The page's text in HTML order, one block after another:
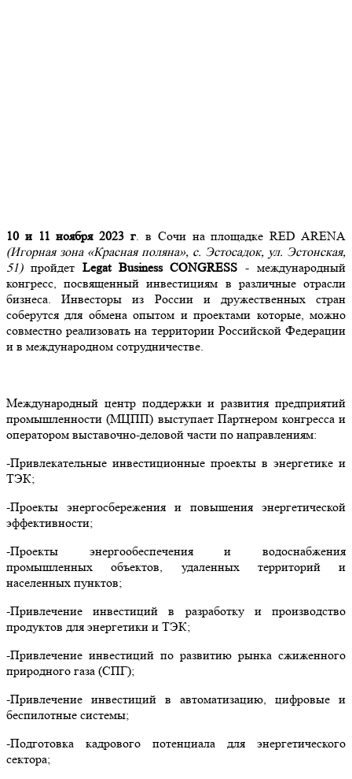
10 и 11 ноября 2023 г. в Сочи на площадкеRED ARENA
(Игорная зона «Красная поляна», с. Эстосадок, ул. Эстонская,
51) пройдет Legat Business CONGRESS - международный
конгресс, посвященный инвестициям в различные отрасли
бизнеса. Инвесторы из России и дружественных стран
соберутся для обмена опытом и проектами которые, можно
совместно реализовать на территории Российской Федерации
и в международном сотрудничестве.
Международный центр поддержки и развития предприятий
промышленности (МЦПП) выступает Партнером конгресса и
оператором выставочно-деловой части по направлениям:
-Привлекательные инвестиционные проекты в энергетике и
ТЭК;
-Проекты энергосбережения и повышения энергетической
эффективности;
-Проекты энергообеспеченияи водоснабжения
промышленных объектов, удаленных территорий и
населенных пунктов;
-Привлечение инвестиций в разработку и производство
продуктов для энергетики и ТЭК;
-Привлечение инвестиций по развитию рынка сжиженного
природного газа (СПГ);
-Привлечение инвестиций в автоматизацию, цифровые и
беспилотные системы;
-Подготовка кадрового потенциала для энергетического
сектора;